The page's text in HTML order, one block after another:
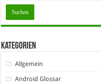
Kategorien
Allgemein
Android Glossar